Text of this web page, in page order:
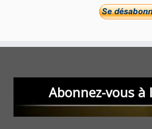
Abonnez-vous